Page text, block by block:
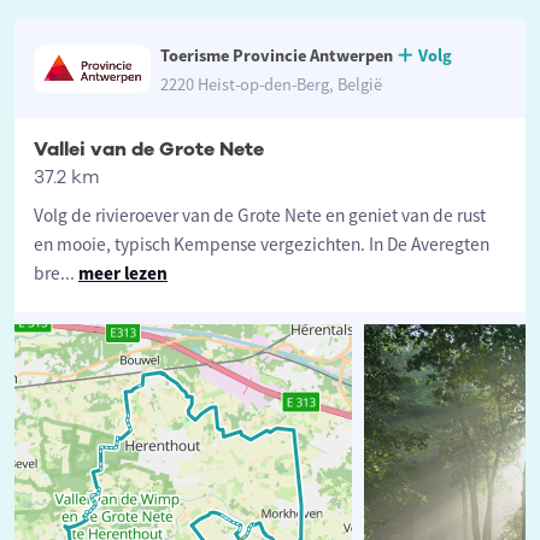
Toerisme Provincie Antwerpen
Volg
2220 Heist-op-den-Berg, België
Vallei van de Grote Nete
37.2 km
Volg de rivieroever van de Grote Nete en geniet van de rust
en mooie, typisch Kempense vergezichten. In De Averegten
bre... meer lezen